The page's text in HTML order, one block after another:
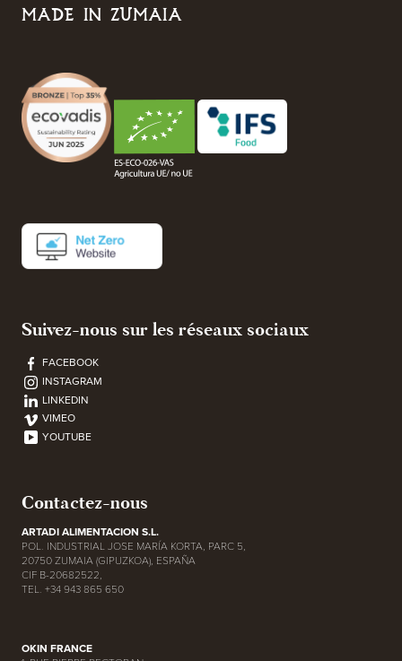
MADE IN ZUMAIA
Suivez-nous sur les réseaux sociaux
FACEBOOK
INSTAGRAM
LINKEDIN
VIMEO
YOUTUBE
Contactez-nous
ARTADI ALIMENTACION S.L.
POL. INDUSTRIAL JOSE MARÍA KORTA, PARC 5,
20750 ZUMAIA (GIPUZKOA), ESPAÑA
CIF B-20682522,
TEL. +34 943 865 650
OKIN FRANCE